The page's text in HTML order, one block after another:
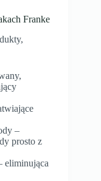
Franke
–
prosto z
eliminująca